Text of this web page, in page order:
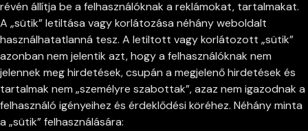
révén állítja be a felhasználóknak a reklámokat, tartalmakat.
A „sütik” letiltása vagy korlátozása néhány weboldalt
használhatatlanná tesz. A letiltott vagy korlátozott „sütik”
azonban nem jelentik azt, hogy a felhasználóknak nem
jelennek meg hirdetések, csupán a megjelenő hirdetések és
tartalmak nem „személyre szabottak”, azaz nem igazodnak a
felhasználó igényeihez és érdeklődési köréhez. Néhány minta
a „sütik” felhasználására: